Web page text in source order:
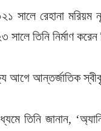
সালে রেহানা মরিয়ম
তিনি নির্মাণ করেন
আগে আন্তর্জাতিক
তিনি জানান,